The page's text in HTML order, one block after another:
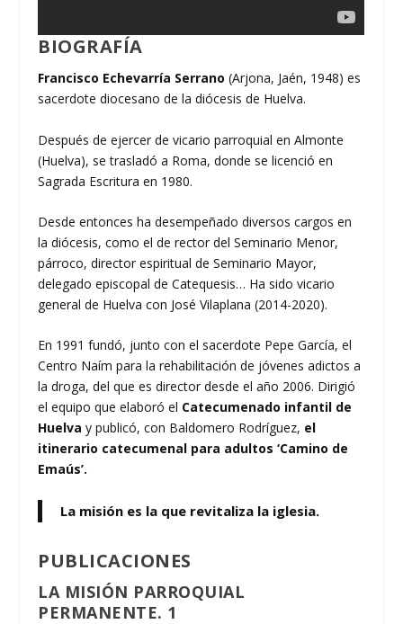
BIOGRAFÍA
Francisco Echevarría Serrano (Arjona, Jaén, 1948) es
sacerdote diocesano de la diócesis de Huelva.
Después de ejercer de vicario parroquial en Almonte
(Huelva), se trasladó a Roma, donde se licenció en
Sagrada Escritura en 1980.
Desde entonces ha desempeñado diversos cargos en
la diócesis, como el de rector del Seminario Menor,
párroco, director espiritual de Seminario Mayor,
delegado episcopal de Catequesis… Ha sido vicario
general de Huelva con José Vilaplana (2014-2020).
En 1991 fundó, junto con el sacerdote Pepe García, el
Centro Naím para la rehabilitación de jóvenes adictos a
la droga, del que es director desde el año 2006. Dirigió
el equipo que elaboró el Catecumenado infantil de
Huelva y publicó, con Baldomero Rodríguez, el
itinerario catecumenal para adultos ‘Camino de
Emaús’.
La misión es la que revitaliza la iglesia.
PUBLICACIONES
LA MISIÓN PARROQUIAL
PERMANENTE. 1